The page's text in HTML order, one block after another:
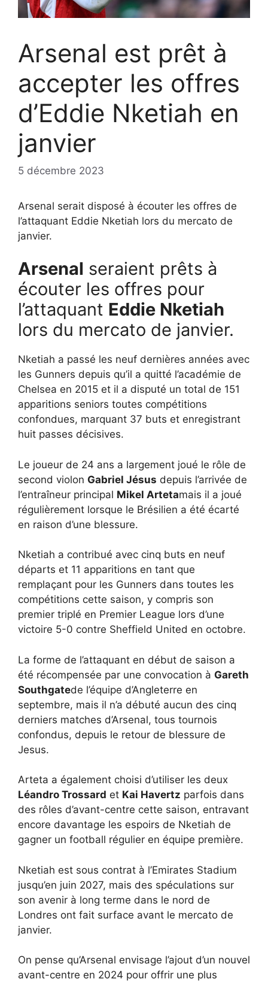
Arsenal est prêt à
accepter les offres
d’Eddie Nketiah en
janvier
5 décembre 2023
Arsenal serait disposé à écouter les offres de
l’attaquant Eddie Nketiah lors du mercato de
janvier.
Arsenal seraient prêts à
écouter les offres pour
l’attaquant Eddie Nketiah
lors du mercato de janvier.
Nketiah a passé les neuf dernières années avec
les Gunners depuis qu’il a quitté l’académie de
Chelsea en 2015 et il a disputé un total de 151
apparitions seniors toutes compétitions
confondues, marquant 37 buts et enregistrant
huit passes décisives.
Le joueur de 24 ans a largement joué le rôle de
second violon Gabriel Jésus depuis l’arrivée de
l’entraîneur principal Mikel Artetamais il a joué
régulièrement lorsque le Brésilien a été écarté
en raison d’une blessure.
Nketiah a contribué avec cinq buts en neuf
départs et 11 apparitions en tant que
remplaçant pour les Gunners dans toutes les
compétitions cette saison, y compris son
premier triplé en Premier League lors d’une
victoire 5-0 contre Sheffield United en octobre.
La forme de l’attaquant en début de saison a
été récompensée par une convocation à Gareth
Southgatede l’équipe d’Angleterre en
septembre, mais il n’a débuté aucun des cinq
derniers matches d’Arsenal, tous tournois
confondus, depuis le retour de blessure de
Jesus.
Arteta a également choisi d’utiliser les deux
Léandro Trossard et Kai Havertz parfois dans
des rôles d’avant-centre cette saison, entravant
encore davantage les espoirs de Nketiah de
gagner un football régulier en équipe première.
Nketiah est sous contrat à l’Emirates Stadium
jusqu’en juin 2027, mais des spéculations sur
son avenir à long terme dans le nord de
Londres ont fait surface avant le mercato de
janvier.
On pense qu’Arsenal envisage l’ajout d’un nouvel
avant-centre en 2024 pour offrir une plus